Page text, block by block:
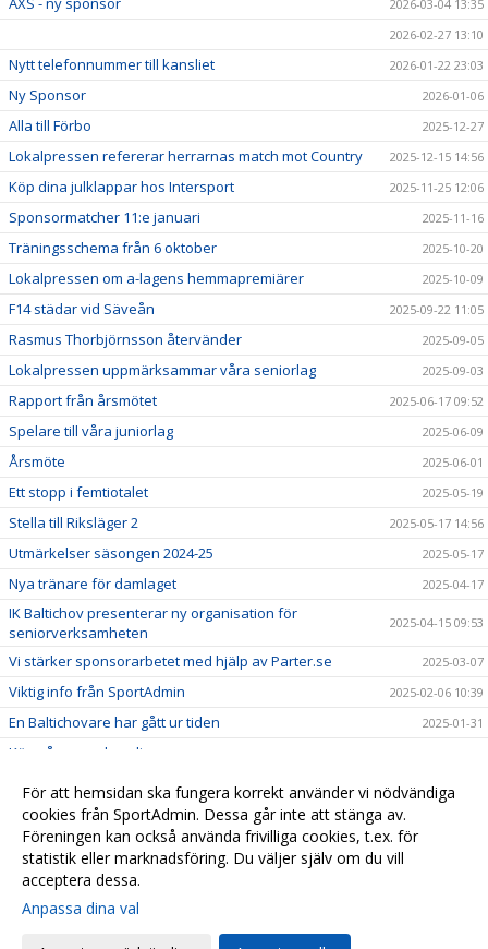
2026-03-04 13:35
2026-02-27 13:10
Nytt telefonnummer till kansliet 2026-01-22 23:03
Ny Sponsor 2026-01-06
Alla till Förbo 2025-12-27
Lokalpressen refererar herrarnas match mot Country 2025-12-15 14:56
Köp dina julklappar hos Intersport 2025-11-25 12:06
Sponsormatcher 11:e januari 2025-11-16
Träningsschema från 6 oktober 2025-10-20
Lokalpressen om a-lagens hemmapremiärer 2025-10-09
F14 städar vid Säveån 2025-09-22 11:05
Rasmus Thorbjörnsson återvänder 2025-09-05
Lokalpressen uppmärksammar våra seniorlag 2025-09-03
Rapport från årsmötet 2025-06-17 09:52
Spelare till våra juniorlag 2025-06-09
Årsmöte 2025-06-01
Ett stopp i femtiotalet 2025-05-19
Stella till Riksläger 2 2025-05-17 14:56
Utmärkelser säsongen 2024-25 2025-05-17
Nya tränare för damlaget 2025-04-17
IK Baltichov presenterar ny organisation för
seniorverksamheten
2025-04-15 09:53
Vi stärker sponsorarbetet med hjälp av Parter.se 2025-03-07
Viktig info från SportAdmin 2025-02-06 10:39
En Baltichovare har gått ur tiden 2025-01-31
Köp våra merchandises
Tack för ert stöd vid våra sponsormatcher 2024-11-15 16:00
Våra sponsorer bjuder på fri entré
Uppstartsläger 2024 2024-08-21 15:02
För att hemsidan ska fungera korrekt använder vi nödvändiga
cookies från SportAdmin. Dessa går inte att stänga av.
Föreningen kan också använda frivilliga cookies, t.ex. för
statistik eller marknadsföring. Du väljer själv om du vill
acceptera dessa.
Anpassa dina val